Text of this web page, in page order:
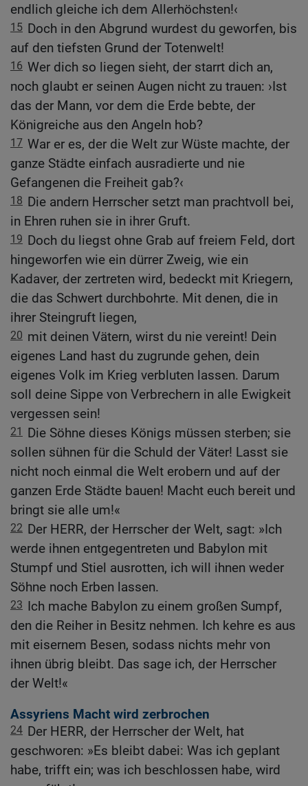
endlich gleiche ich dem Allerhöchsten!‹
15 Doch in den Abgrund wurdest du geworfen, bis
auf den tiefsten Grund der Totenwelt!
16 Wer dich so liegen sieht, der starrt dich an,
noch glaubt er seinen Augen nicht zu trauen: ›Ist
das der Mann, vor dem die Erde bebte, der
Königreiche aus den Angeln hob?
17 War er es, der die Welt zur Wüste machte, der
ganze Städte einfach ausradierte und nie
Gefangenen die Freiheit gab?‹
18 Die andern Herrscher setzt man prachtvoll bei,
in Ehren ruhen sie in ihrer Gruft.
19 Doch du liegst ohne Grab auf freiem Feld, dort
hingeworfen wie ein dürrer Zweig, wie ein
Kadaver, der zertreten wird, bedeckt mit Kriegern,
die das Schwert durchbohrte. Mit denen, die in
ihrer Steingruft liegen,
20 mit deinen Vätern, wirst du nie vereint! Dein
eigenes Land hast du zugrunde gehen, dein
eigenes Volk im Krieg verbluten lassen. Darum
soll deine Sippe von Verbrechern in alle Ewigkeit
vergessen sein!
21
Die Söhne dieses Königs müssen sterben; sie
sollen sühnen für die Schuld der Väter! Lasst sie
nicht noch einmal die Welt erobern und auf der
ganzen Erde Städte bauen! Macht euch bereit und
bringt sie alle um!«
22 Der HERR, der Herrscher der Welt, sagt: »Ich
werde ihnen entgegentreten und Babylon mit
Stumpf und Stiel ausrotten, ich will ihnen weder
Söhne noch Erben lassen.
23 Ich mache Babylon zu einem großen Sumpf,
den die Reiher in Besitz nehmen. Ich kehre es aus
mit eisernem Besen, sodass nichts mehr von
ihnen übrig bleibt. Das sage ich, der Herrscher
der Welt!«
Assyriens Macht wird zerbrochen
24 Der HERR, der Herrscher der Welt, hat
geschworen: »Es bleibt dabei: Was ich geplant
habe, trifft ein; was ich beschlossen habe, wird